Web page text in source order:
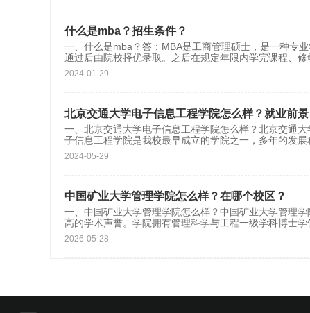
什么是mba？招生条件？
一、什么是mba？答：MBA是工商管理硕士，是一种专
通过后由院校择优录取。之后在规定年限内学完课程、
2024-01-29
北京交通大学电子信息工程学院怎么样？就业前景
一、北京交通大学电子信息工程学院怎么样？北京交通
子信息工程学院是我校最早成立的学院之一，多年的发
2024-05-29
中国矿业大学管理学院怎么样？在哪个校区？
一、中国矿业大学管理学院怎么样？中国矿业大学管理
高的学术声誉。学院拥有管理科学与工程一级学科博士
2026-05-28